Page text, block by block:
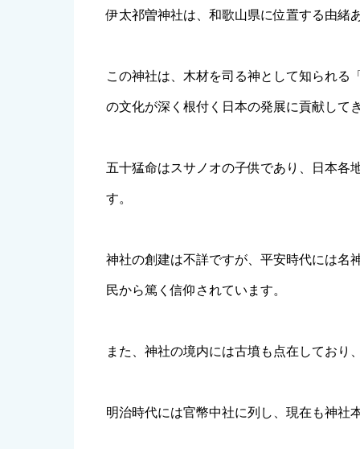
伊太祁曽神社は、和歌山県に位置する由緒
この神社は、木材を司る神として知られる
の文化が深く根付く日本の発展に貢献して
五十猛命はスサノオの子供であり、日本各
す。
神社の創建は不詳ですが、平安時代には名
民から篤く信仰されています。
また、神社の境内には古墳も点在しており
明治時代には官幣中社に列し、現在も神社